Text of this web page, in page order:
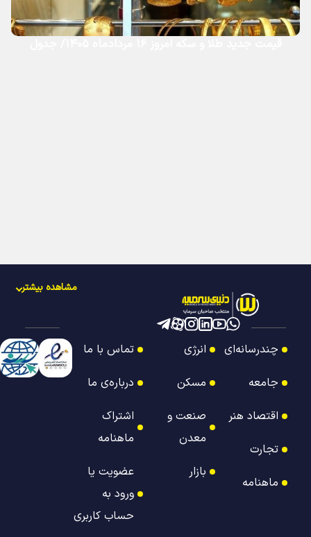
مشاهده بیشتر
چندرسانه‌ای
جامعه
اقتصاد هنر
تجارت
ماهنامه
انرژی
مسکن
صنعت و
معدن
بازار
تماس با ما
درباره‌ی ما
اشتراک
ماهنامه
عضویت یا
ورود به
حساب کاربری